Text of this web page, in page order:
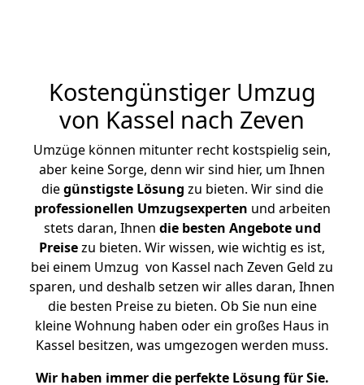
Kostengünstiger Umzug
von Kassel nach Zeven
Umzüge können mitunter recht kostspielig sein,
aber keine Sorge, denn wir sind hier, um Ihnen
diegünstigste Lösung zu bieten. Wir sind die
professionellen Umzugsexperten und arbeiten
stets daran, Ihnen die besten Angebote und
Preisezu bieten. Wir wissen, wie wichtig es ist,
bei einem Umzug von Kassel nach Zeven Geld zu
sparen, und deshalb setzen wir alles daran, Ihnen
die besten Preise zu bieten. Ob Sie nun eine
kleine Wohnung haben oder ein großes Haus in
Kassel besitzen, was umgezogen werden muss.
Wir haben immer die perfekte Lösung für Sie.